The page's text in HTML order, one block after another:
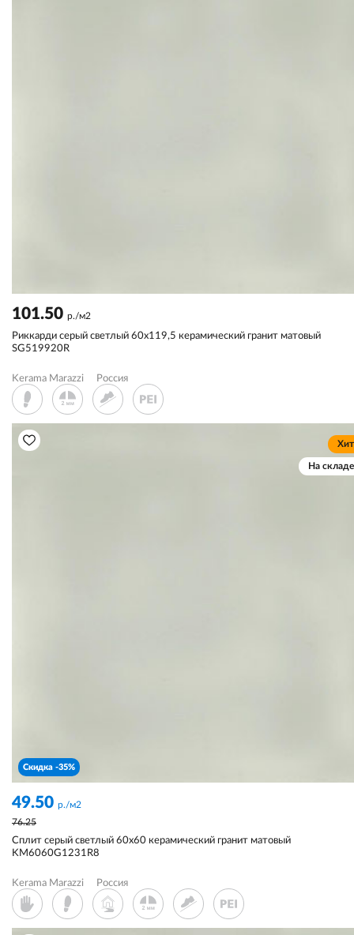
101.50 р./м2
Риккарди серый светлый 60x119,5 керамический гранит матовый
SG519920R
Kerama Marazzi Россия
Хит
На складе
Скидка -35%
49.50 р./м2
76.25
Сплит серый светлый 60x60 керамический гранит матовый
KM6060G1231R8
Kerama Marazzi Россия